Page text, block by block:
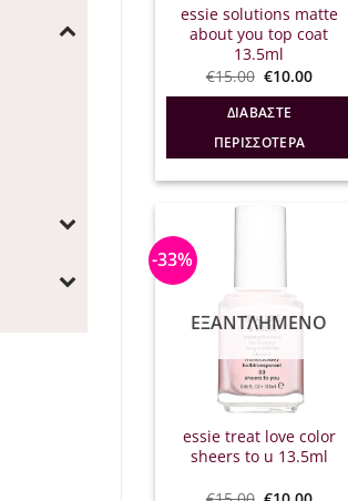
essie solutions matte
about you top coat
13.5ml
€15.00 Original
was:
€15.00.
€10.00Η
ΔΙΑΒΆΣΤΕ
ΠΕΡΙΣΣΌΤΕΡΑ
-33%
ΕΞΑΝΤΛΗΜΈΝΟ
essie treat love color
sheers to u 13.5ml